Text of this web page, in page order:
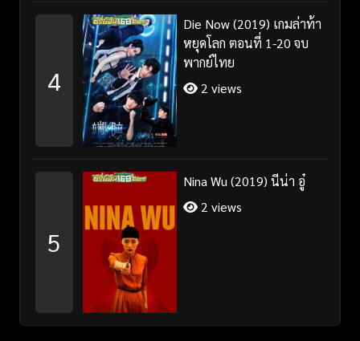
4
Die Now (2019) เกมล่าท้า
หยุดโลก ตอนที่ 1-20 จบ
พากย์ไทย
2 views
5
Nina Wu (2019) นีน่า อู๋
2 views